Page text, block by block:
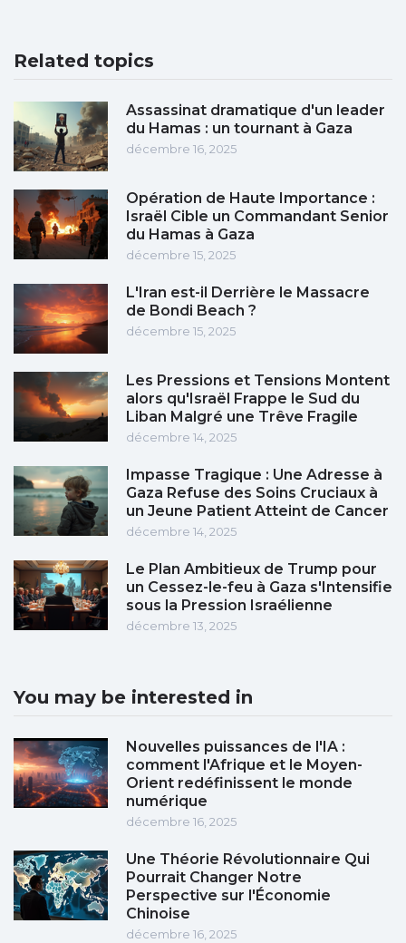
Related topics
Assassinat dramatique d'un leader
du Hamas : un tournant à Gaza
décembre 16, 2025
Opération de Haute Importance :
Israël Cible un Commandant Senior
du Hamas à Gaza
décembre 15, 2025
L'Iran est-il Derrière le Massacre
de Bondi Beach ?
décembre 15, 2025
Les Pressions et Tensions Montent
alors qu'Israël Frappe le Sud du
Liban Malgré une Trêve Fragile
décembre 14, 2025
Impasse Tragique : Une Adresse à
Gaza Refuse des Soins Cruciaux à
un Jeune Patient Atteint de Cancer
décembre 14, 2025
Le Plan Ambitieux de Trump pour
un Cessez-le-feu à Gaza s'Intensifie
sous la Pression Israélienne
décembre 13, 2025
You may be interested in
Nouvelles puissances de l'IA :
comment l'Afrique et le Moyen-
Orient redéfinissent le monde
numérique
décembre 16, 2025
Une Théorie Révolutionnaire Qui
Pourrait Changer Notre
Perspective sur l'Économie
Chinoise
décembre 16, 2025